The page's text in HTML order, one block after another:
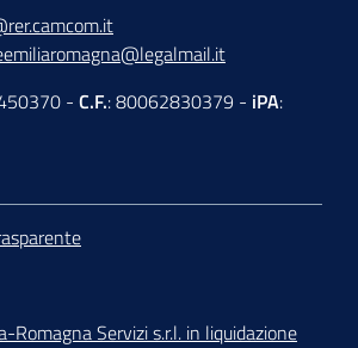
- C.F.: 80062830379 - iPA:
Romagna Servizi s.r.l. in liquidazione